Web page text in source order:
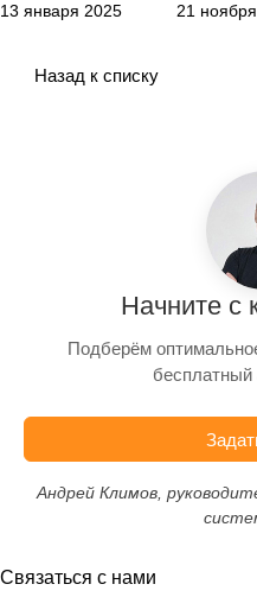
обогревателей для
13 января 2025
выбрать
21
Назад к списку
Начните с
Подберём
бесплатный
Андрей Климов,
Связаться с нами